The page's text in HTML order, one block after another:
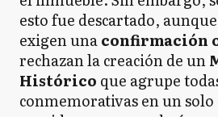
esto fue descartado,
exigen unaconfirmación
rechazan la creación de un
Histórico que agrupe
conmemorativas en un solo